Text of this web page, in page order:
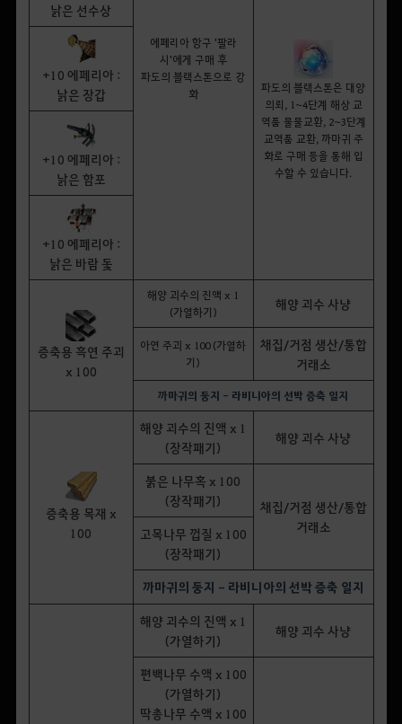
에페리아 항구 '팔라
시'에게 구매 후
파도의 블랙스톤으로 강
화
낡은 선수상
파도의 블랙스톤은 대양
의뢰, 1~4단계 해상 교
역품 물물교환, 2~3단계
교역품 교환, 까마귀 주
화로 구매 등을 통해 입
수할 수 있습니다.
+10 에페리아 :
낡은 장갑
+10 에페리아 :
낡은 함포
+10 에페리아 :
낡은 바람 돛
증축용 흑연 주괴
x 100
해양 괴수의 진액 x 1
(가열하기)
해양 괴수 사냥
아연 주괴 x 100 (가열하
기)
채집/거점 생산/통합
거래소
까마귀의 둥지 - 라비니아의 선박 증축 일지
증축용 목재 x
100
해양 괴수의 진액 x 1
(장작패기)
해양 괴수 사냥
붉은 나무혹 x 100
(장작패기)
채집/거점 생산/통합
거래소
고목나무 껍질 x 100
(장작패기)
까마귀의 둥지 - 라비니아의 선박 증축 일지
해양 괴수의 진액 x 1
(가열하기)
해양 괴수 사냥
편백나무 수액 x 100
(가열하기)
딱총나무 수액 x 100